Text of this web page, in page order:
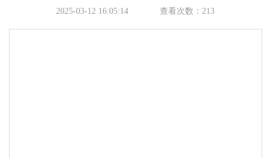
2025-03-12 16:05:14 查看次数： 213